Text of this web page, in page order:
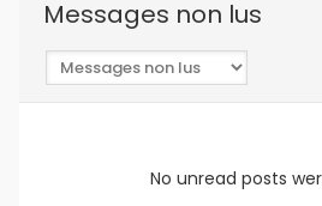
Messages non lus
No unread posts